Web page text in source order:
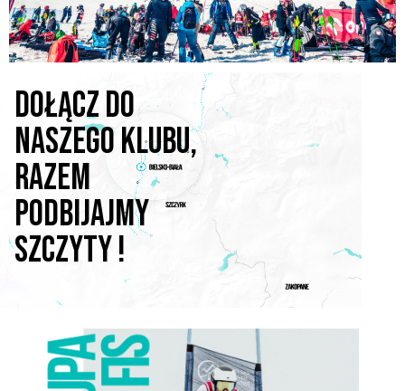
Dołącz do
naszego Klubu,
razem
podbijajmy
szczyty !